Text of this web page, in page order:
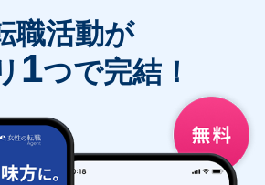
職活動が
1つで完結！